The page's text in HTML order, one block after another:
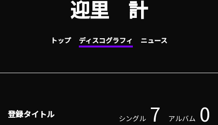
よくある質問
迎里 計
トップ ディスコグラフィ ニュース
登録タイトル シングル 7 アルバム 0